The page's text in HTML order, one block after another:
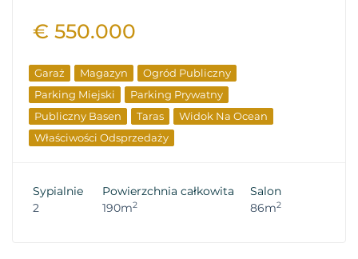
€ 550.000
Garaż Magazyn
Ogród Publiczny
Parking Miejski
Parking Prywatny
Publiczny Basen
Taras
Widok Na Ocean
Właściwości Odsprzedaży
Sypialnie
2
Powierzchnia całkowita
190m2
Salon
86m2